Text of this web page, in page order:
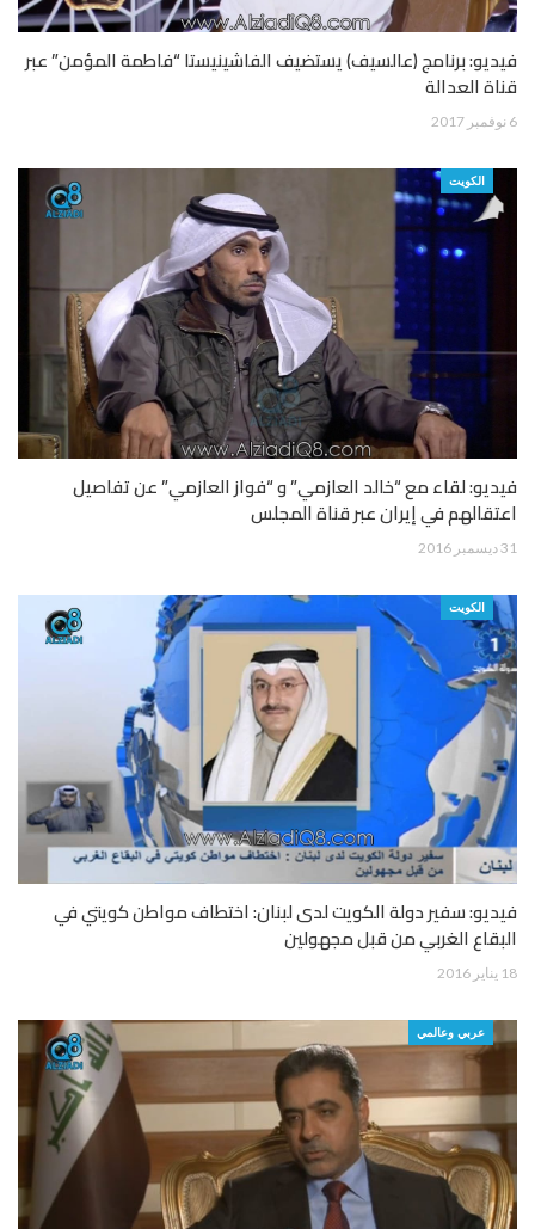
فيديو: برنامج (عالسيف) يستضيف الفاشينيستا “فاطمة المؤمن” عبر
قناة العدالة
6 نوفمبر 2017
الكويت
فيديو: لقاء مع “خالد العازمي” و “فواز العازمي” عن تفاصيل
اعتقالهم في إيران عبر قناة المجلس
31 ديسمبر 2016
الكويت
فيديو: سفير دولة الكويت لدى لبنان: اختطاف مواطن كويتي في
البقاع الغربي من قبل مجهولين
18 يناير 2016
عربي وعالمي